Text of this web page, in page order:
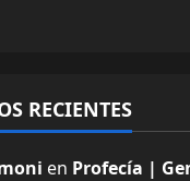
RECIENTES
en Profecía |